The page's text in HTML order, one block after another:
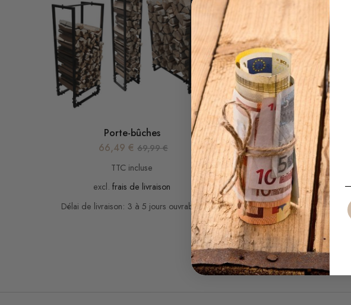
Porte-bûches
66,49 € 69,99€
TTC incluse
excl. frais de livraison
Délai de livraison: 3 à 5 jours ouvrables